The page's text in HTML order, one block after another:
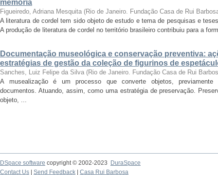
memória
Figueiredo, Adriana Mesquita (Rio de Janeiro. Fundação Casa de Rui
A literatura de cordel tem sido objeto de estudo e tema de pesquisas e
A produção de literatura de cordel no território brasileiro contribuiu para a
Documentação museológica e conservação preventiva:
estratégias de gestão da coleção de figurinos de
Sanches, Luiz Felipe da Silva (Rio de Janeiro. Fundação Casa de Rui
A musealização é um processo que converte objetos, previamente
documentos. Atuando, assim, como uma estratégia de preservação.
objeto, ...
DSpace software copyright © 2002-2023
DuraSpace
Contact Us
Send Feedback Casa Rui Barbosa